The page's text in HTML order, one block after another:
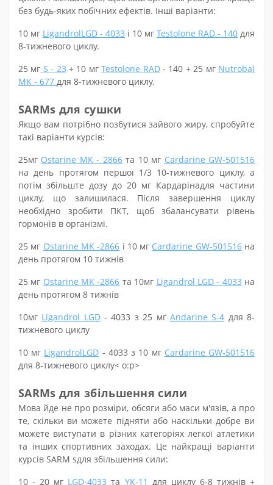
без будь-яких побічних ефектів. Інші варіанти:
10 мг LigandrolLGD - 4033 і 10 мг Testolone RAD - 140 для
8-тижневого циклу.
25 мг S - 23 + 10 мгTestolone RAD- 140 + 25 мг Nutrobal
MK - 677 для 8-тижневого циклу.
SARMs для сушки
Якщо вам потрібно позбутисязайвого жиру, спробуйте
такі варіанти курсів:
25мг Ostarine MK - 2866та 10 мг Cardarine GW-501516
на день протягом першої 1/3 10-тижневого циклу, а
потім збільште дозу до 20 мг Кардарінадля частини
циклу, що залишилася. Після завершення циклу
необхідно зробити ПКТ, щоб збалансувати рівень
гормонів в організмі.
25 мг Ostarine MK -2866 і 10 мг Cardarine GW-501516на
день протягом 10 тижнів
25 мг Ostarine MK -2866 та 10мг Ligandrol LGD - 4033 на
день протягом 8 тижнів
10мг Ligandrol LGD- 4033 з25 мг Andarine S-4 для 8-
тижневого циклу
10 мг LigandrolLGD - 4033 з 10 мг Cardarine GW-501516
для 8-тижневого циклу< o:p>
SARMs для збільшення сили
Мова йде не про розміри, обсяги або маси м'язів, а про
те, скільки ви можете підняти або наскільки добре ви
можете виступати в різних категоріях легкої атлетики
та інших спортивних заходах. Це найкращі варіанти
курсів SARM sдля збільшення сили:
10 -20 мг LGD-4033 та YK-11 для циклу 6-8 тижнів +